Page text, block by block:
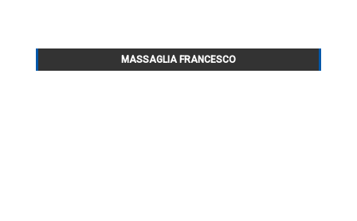
MASSAGLIA FRANCESCO